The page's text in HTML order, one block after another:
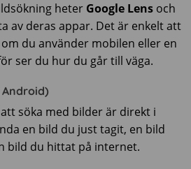
heter Google Lens och
av deras appar. Det är enkelt att
du använder mobilen eller en
ser du hur du går till väga.
Android)
söka med bilder är direkt i
en bild du just tagit, en bild
bild du hittat på internet.